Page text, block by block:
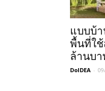
แบบบ้
พื้นที่ใช้
ล้านบา
DoIDEA -